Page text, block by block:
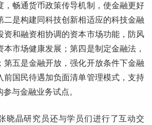
，畅通货币政策传导机制，使金融更好
二是构建同科技创新相适应的科技金融
资和融资相协调的资本市场功能，防风
本市场健康发展；第四是制定金融法，
第五是金融开放，强化开放条件下金融
前国民待遇加负面清单管理模式，支持
与金融业务试点。
晓晶研究员还与学员们进行了互动交